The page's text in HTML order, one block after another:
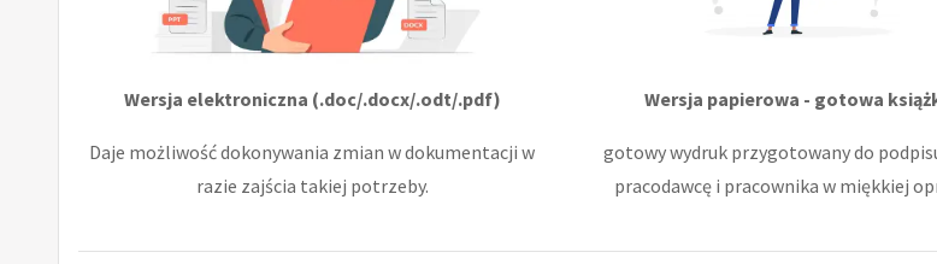
Wersja elektroniczna (.doc/.docx/.odt/.pdf)
Daje możliwość dokonywania zmian w dokumentacji w
razie zajścia takiej potrzeby.
Wersja papierowa - gotowa
gotowy wydruk przygotowany do
pracodawcę i pracownika w miękkiej